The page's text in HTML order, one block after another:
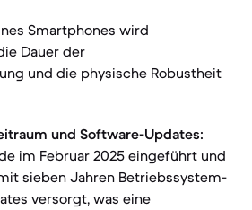
Smartphones wird
Dauer der
und die physische Robustheit
und Software-Updates:
im Februar 2025 eingeführt und
sieben Jahren Betriebssystem-
versorgt, was eine